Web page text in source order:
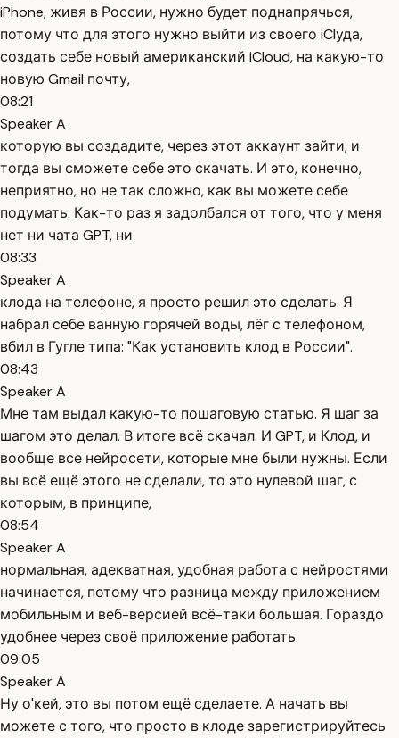
iPhone, живя в России, нужно будет поднапрячься,
потому что для этого нужно выйти из своего iClуда,
создать себе новый американский iCloud, на какую-то
новую Gmail почту,
08:21
Speaker A
которую вы создадите, через этот аккаунт зайти, и
тогда вы сможете себе это скачать. И это, конечно,
неприятно, но не так сложно, как вы можете себе
подумать. Как-то раз я задолбался от того, что у меня
нет ни чата GPT, ни
08:33
Speaker A
клода на телефоне, я просто решил это сделать. Я
набрал себе ванную горячей воды, лёг с телефоном,
вбил в Гугле типа: "Как установить клод в России".
08:43
Speaker A
Мне там выдал какую-то пошаговую статью. Я шаг за
шагом это делал. В итоге всё скачал. И GPT, и Клод, и
вообще все нейросети, которые мне были нужны. Если
вы всё ещё этого не сделали, то это нулевой шаг, с
которым, в принципе,
08:54
Speaker A
нормальная, адекватная, удобная работа с нейростями
начинается, потому что разница между приложением
мобильным и веб-версией всё-таки большая. Гораздо
удобнее через своё приложение работать.
09:05
Speaker A
Ну о'кей, это вы потом ещё сделаете. А начать вы
можете с того, что просто в клоде зарегистрируйтесь